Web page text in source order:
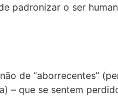
padronizar o ser
de “aborrecentes”
– que se sentem